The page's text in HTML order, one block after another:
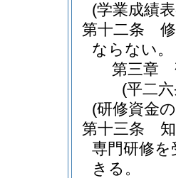
(学業成績
第十二条
ならない。
第三章
(平二
(研修資金
第十三条
専門研修
きる。